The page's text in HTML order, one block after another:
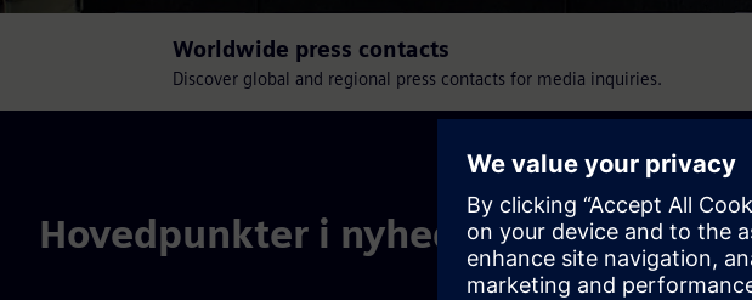
Worldwide press contacts
Discover global and regional press contacts for media inquiries.
Hovedpunkter i nyhederne